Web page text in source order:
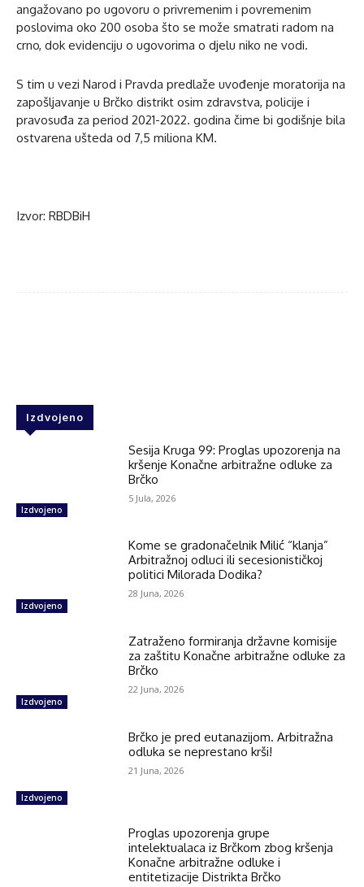
angažovano po ugovoru o privremenim i povremenim
poslovima oko 200 osoba što se može smatrati radom na
crno, dok evidenciju o ugovorima o djelu niko ne vodi.
S tim u vezi Narod i Pravda predlaže uvođenje moratorija na
zapošljavanje u Brčko distrikt osim zdravstva, policije i
pravosuđa za period 2021-2022. godina čime bi godišnje bila
ostvarena ušteda od 7,5 miliona KM.
Izvor: RBDBiH
Izdvojeno
Izdvojeno
Sesija Kruga 99: Proglas upozorenja na
kršenje Konačne arbitražne odluke za
Brčko
5 Jula, 2026
Izdvojeno
Kome se gradonačelnik Milić “klanja”
Arbitražnoj odluci ili secesionističkoj
politici Milorada Dodika?
28 Juna, 2026
Izdvojeno
Zatraženo formiranja državne komisije
za zaštitu Konačne arbitražne odluke za
Brčko
22 Juna, 2026
Izdvojeno
Brčko je pred eutanazijom. Arbitražna
odluka se neprestano krši!
21 Juna, 2026
Proglas upozorenja grupe
intelektualaca iz Brčkom zbog kršenja
Konačne arbitražne odluke i
entitetizacije Distrikta Brčko